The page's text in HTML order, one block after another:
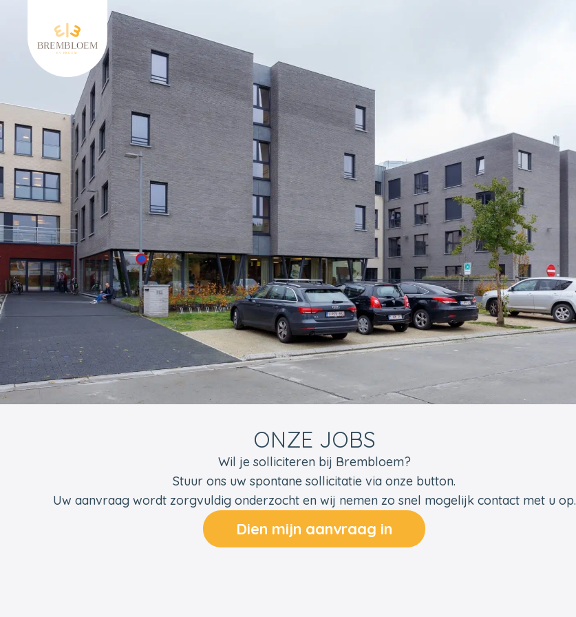
Keer terug naar Brembloem
ONZE JOBS
Wil je solliciteren bij Brembloem?
Stuur ons uw spontane sollicitatie via onze button.
Uw aanvraag wordt zorgvuldig onderzocht en wij nemen zo snel mogelijk contact met u op.
Dien mijn aanvraag in